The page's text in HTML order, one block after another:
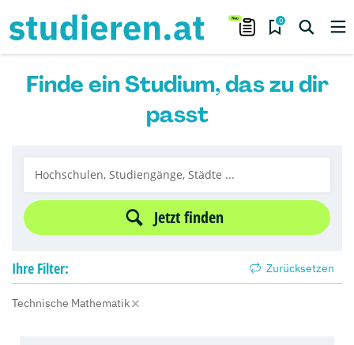
0
Finde ein Studium, das zu dir
passt
Jetzt finden
Ihre Filter: Zurücksetzen
Technische Mathematik